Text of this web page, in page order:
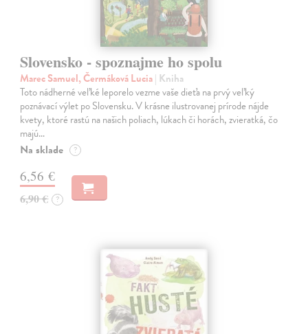
Slovensko - spoznajme ho spolu
Marec Samuel, Čermáková Lucia| Kniha
Toto nádherné veľké leporelo vezme vaše dieťa na prvý veľký
poznávací výlet po Slovensku. V krásne ilustrovanej prírode nájde
kvety, ktoré rastú na našich poliach, lúkach či horách, zvieratká, čo
majú…
Na sklade ?
6,56 €
6,90 € ?